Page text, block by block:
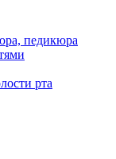
педикюра
рта